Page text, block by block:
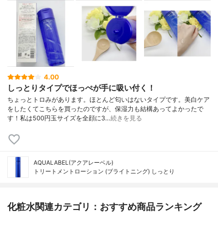
4.00
しっとりタイプでほっぺが手に吸い付く！
ちょっとトロみがあります。ほとんど匂いはないタイプです。美白ケア
をしたくてこちらを買ったのですが、保湿力も結構あってよかったで
す！私は500円玉サイズを全顔に3…続きを見る
AQUALABEL(アクアレーベル)
トリートメントローション (ブライトニング) しっとり
化粧水関連カテゴリ：おすすめ商品ランキング